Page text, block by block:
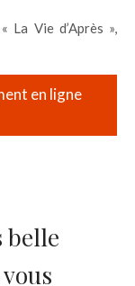
La Vie d’Après »,
en ligne
belle